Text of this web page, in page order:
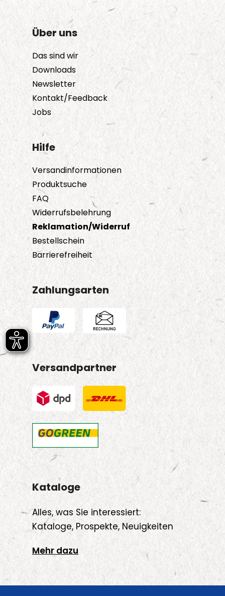
Über uns
Das sind wir
Downloads
Newsletter
Kontakt/Feedback
Jobs
Hilfe
Versandinformationen
Produktsuche
FAQ
Widerrufsbelehrung
Reklamation/Widerruf
Bestellschein
Barrierefreiheit
Zahlungsarten
Versandpartner
Kataloge
Alles, was Sie interessiert:
Kataloge, Prospekte, Neuigkeiten
Mehr dazu